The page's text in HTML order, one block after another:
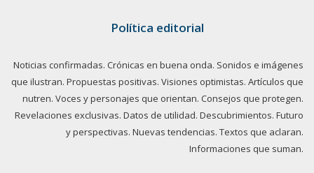
Política editorial
Noticias confirmadas. Crónicas en buena onda. Sonidos e imágenes
que ilustran. Propuestas positivas. Visiones optimistas. Artículos que
nutren. Voces y personajes que orientan. Consejos que protegen.
Revelaciones exclusivas. Datos de utilidad. Descubrimientos. Futuro
y perspectivas. Nuevas tendencias. Textos que aclaran.
Informaciones que suman.